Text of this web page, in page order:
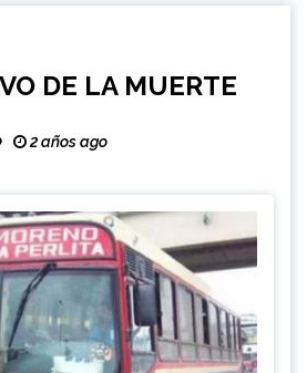
DE LA MUERTE
2 años ago